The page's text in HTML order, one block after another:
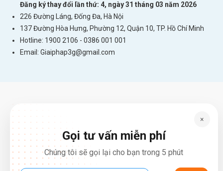
Đăng ký thay đổi lần thứ: 4, ngày 31 tháng 03 năm 2026
226 Đường Láng, Đống Đa, Hà Nội
137 Đường Hòa Hưng, Phường 12, Quận 10, TP. Hồ Chí Minh
Hotline: 1900 2106 - 0386 001 001
Email: Giaiphap3g@gmail.com
×
Gọi tư vấn miễn phí
Chúng tôi sẽ gọi lại cho bạn trong 5 phút